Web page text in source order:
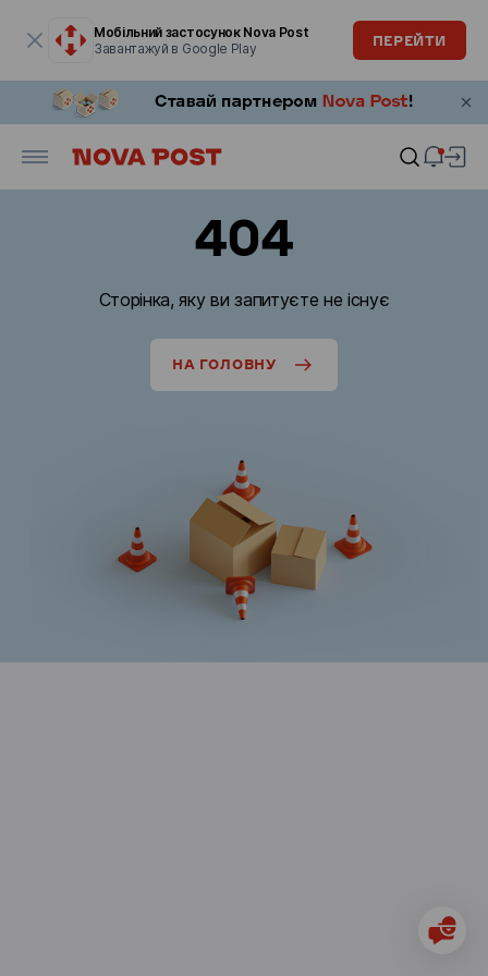
Мобільний застосунок Nova Post
Завантажуй в Google Play
ПЕРЕЙТИ
404
Сторінка, яку ви запитуєте не існує
НА ГОЛОВНУ